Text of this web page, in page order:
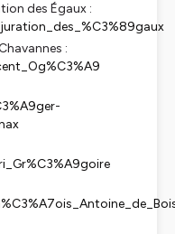
des Égaux :
: